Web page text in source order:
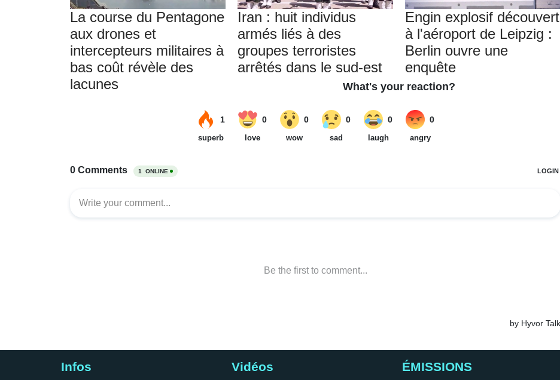
La course du Pentagone
aux drones et
intercepteurs militaires à
bas coût révèle des
lacunes
Iran : huit individus
armés liés à des
groupes terroristes
arrêtés dans le sud-est
Engin explosif découvert
à l'aéroport de Leipzig :
Berlin ouvre une
enquête
Infos Vidéos ÉMISSIONS